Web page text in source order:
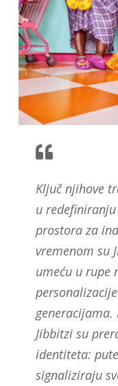
Ključ njihove
u
prostora za
vremenom su
umeću u rupe
generacijama.
Jibbitzi su
identiteta:
signaliziraju